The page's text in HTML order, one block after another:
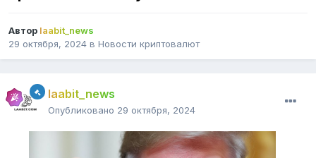
Автор laabit_news
29 октября, 2024 в Новости криптовалют
laabit_news
Опубликовано 29 октября, 2024